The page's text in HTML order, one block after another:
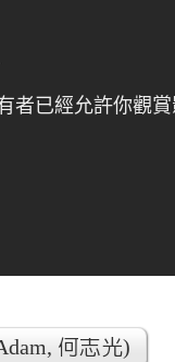
何志光)